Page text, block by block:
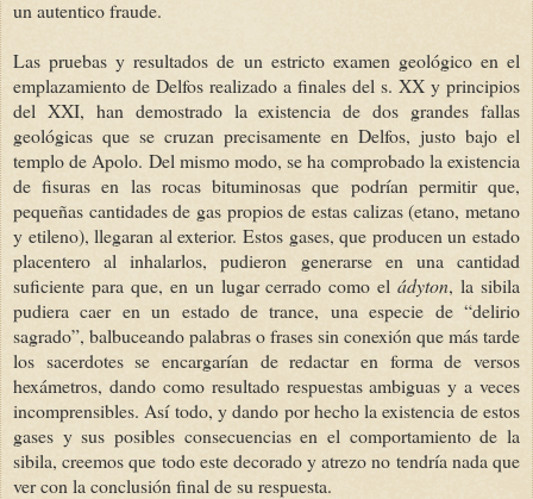
un autentico fraude.
Las pruebas y resultados de un estricto examen geológico en el
emplazamiento de Delfos realizado a finales del s. XX y principios
del XXI, han demostrado la existencia de dos grandes fallas
geológicas que se cruzan precisamente en Delfos, justo bajo el
templo de Apolo. Del mismo modo, se ha comprobado la existencia
de fisuras en las rocas bituminosas que podrían permitir que,
pequeñas cantidades de gas propios de estas calizas (etano, metano
y etileno), llegaran al exterior. Estos gases, que producen un estado
placentero al inhalarlos, pudieron generarse en una cantidad
suficiente para que, en un lugar cerrado como eládyton, la sibila
pudiera caer en un estado de trance, una especie de “delirio
sagrado”, balbuceando palabras o frases sin conexión que más tarde
los sacerdotes se encargarían de redactar en forma de versos
hexámetros, dando como resultado respuestas ambiguas y a veces
incomprensibles. Así todo, y dando por hecho la existencia de estos
gases y sus posibles consecuencias en el comportamiento de la
sibila, creemos que todo este decorado y atrezo no tendría nada que
ver con la conclusión final de su respuesta.